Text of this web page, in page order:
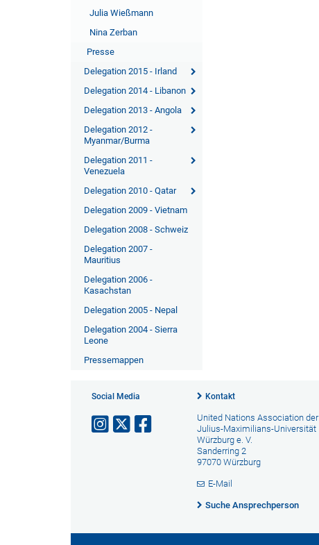
Julia Wießmann
Nina Zerban
Presse
Delegation 2015 - Irland
Delegation 2014 - Libanon
Delegation 2013 - Angola
Delegation 2012 -
Myanmar/Burma
Delegation 2011 -
Venezuela
Delegation 2010 - Qatar
Delegation 2009 - Vietnam
Delegation 2008 - Schweiz
Delegation 2007 -
Mauritius
Delegation 2006 -
Kasachstan
Delegation 2005 - Nepal
Delegation 2004 - Sierra
Leone
Pressemappen
Social Media Kontakt
United Nations Association der
Julius-Maximilians-Universität
Würzburg e. V.
Sanderring 2
97070 Würzburg
E-Mail
Suche Ansprechperson